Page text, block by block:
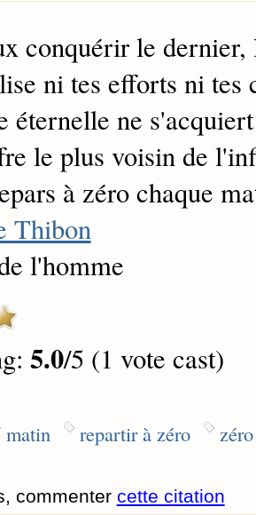
conquérir le dernier,
ni tes efforts ni tes
éternelle ne
le plus voisin de
à zéro chaque
Thibon
l'homme
5.0/5 (1 vote cast)
matin repartir à zéro zéro
commenter cette citation